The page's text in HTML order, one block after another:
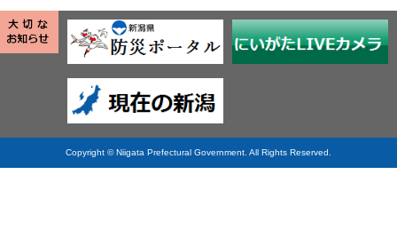
Copyright © Niigata Prefectural Government. All Rights Reserved.